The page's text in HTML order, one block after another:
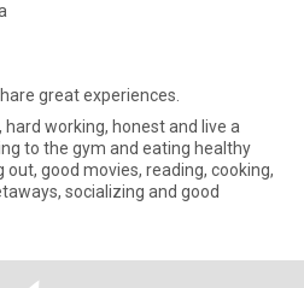
great experiences.
hard working, honest and live a
to the gym and eating healthy
good movies, reading, cooking,
socializing and good